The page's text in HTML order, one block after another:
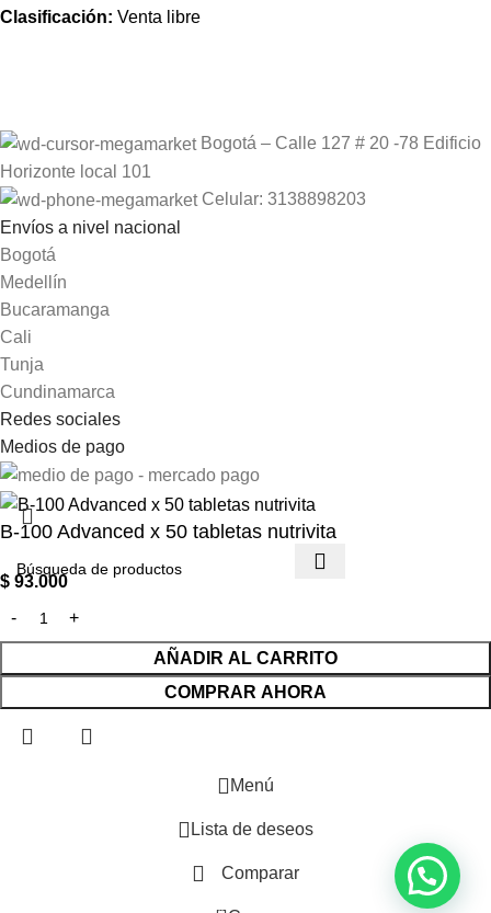
Clasificación: Venta libre
Bogotá – Calle 127 # 20 -78 Edificio
Horizonte local 101
Celular: 3138898203
Envíos a nivel nacional
Bogotá
Medellín
Bucaramanga
Cali
Tunja
Cundinamarca
Redes sociales
Medios de pago
B-100 Advanced x 50 tabletas nutrivita
$ 93.000
AÑADIR AL CARRITO
COMPRAR AHORA
Menú
Lista de deseos
Comparar
0